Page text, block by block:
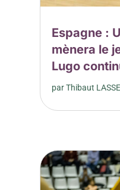
Espagne :
mènera le
Lugo
parThibaut